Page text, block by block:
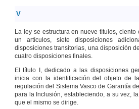
públicas vascas
orientados a la
inclusión laboral y
social.
TÍTULOVI
PLANIFICACIÓN Y
DESARROLLO DEL
SISTEMA VASCO DE
GARANTÍA DE INGRESOS
V
La ley se estructura en nueve títulos, ciento
un artículos, siete disposiciones
disposiciones transitorias, una disposición
cuatro disposiciones finales.
El título I, dedicado a las disposiciones
inicia con la identificación del objeto de
regulación del Sistema Vasco de Garantía
para la Inclusión, estableciendo, a su vez,
que el mismo se dirige.